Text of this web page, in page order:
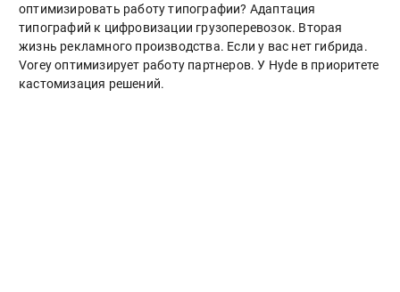
оптимизировать работу типографии? Адаптация
типографий к цифровизации грузоперевозок. Вторая
жизнь рекламного производства. Если у вас нет гибрида.
Vorey оптимизирует работу партнеров. У Hyde в приоритете
кастомизация решений.